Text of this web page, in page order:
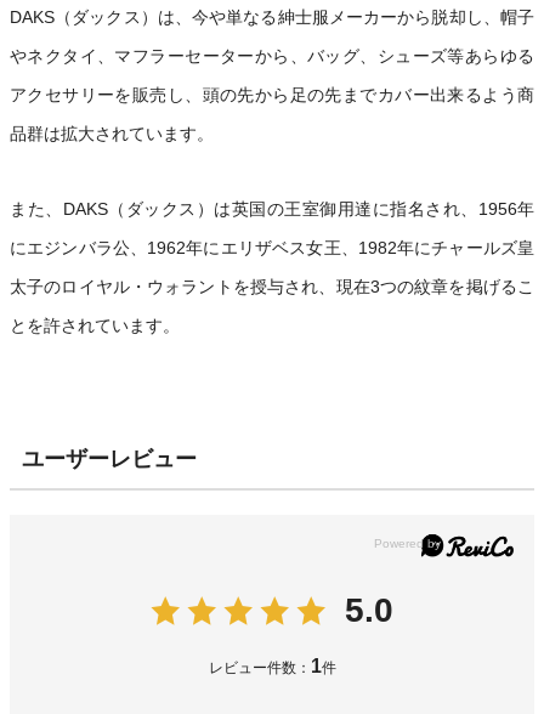
DAKS（ダックス）は、今や単なる紳士服メーカーから脱却し、帽子
やネクタイ、マフラーセーターから、バッグ、シューズ等あらゆる
アクセサリーを販売し、頭の先から足の先までカバー出来るよう商
品群は拡大されています。
また、DAKS（ダックス）は英国の王室御用達に指名され、1956年
にエジンバラ公、1962年にエリザベス女王、1982年にチャールズ皇
太子のロイヤル・ウォラントを授与され、現在3つの紋章を掲げるこ
とを許されています。
ユーザーレビュー
5.0
レビュー件数： 1件